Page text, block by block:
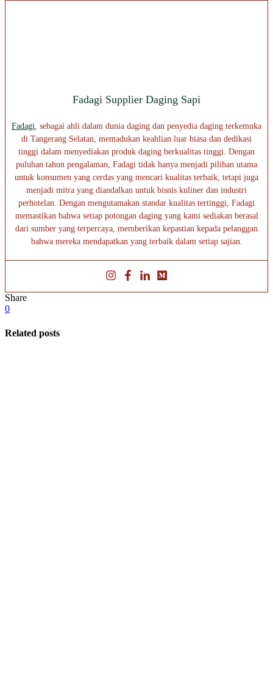
Fadagi Supplier Daging Sapi
Fadagi, sebagai ahli dalam dunia daging dan penyedia daging terkemuka
di Tangerang Selatan, memadukan keahlian luar biasa dan dedikasi
tinggi dalam menyediakan produk daging berkualitas tinggi. Dengan
puluhan tahun pengalaman, Fadagi tidak hanya menjadi pilihan utama
untuk konsumen yang cerdas yang mencari kualitas terbaik, tetapi juga
menjadi mitra yang diandalkan untuk bisnis kuliner dan industri
perhotelan. Dengan mengutamakan standar kualitas tertinggi, Fadagi
memastikan bahwa setiap potongan daging yang kami sediakan berasal
dari sumber yang terpercaya, memberikan kepastian kepada pelanggan
bahwa mereka mendapatkan yang terbaik dalam setiap sajian.
Share
0
Related posts